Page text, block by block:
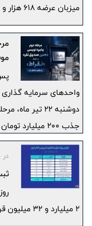
میزبان عرضه ۶۱۸ هزار و ۱۵۸ تن انواع محصول است.
دوشنبه ۲۲ تیر
جذب ۲۰۰ میلیارد تومان با موفقیت به پایان رسید.
ثبت ارزش
۲ میلیارد و ۳۲ میلیون قرارداد به ارزش ۱۰.۴هزار میلیارد تومان منعقد شد.